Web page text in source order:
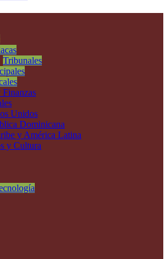
Tribunales
Unidos
Dominicana
y América Latina
y Cultura